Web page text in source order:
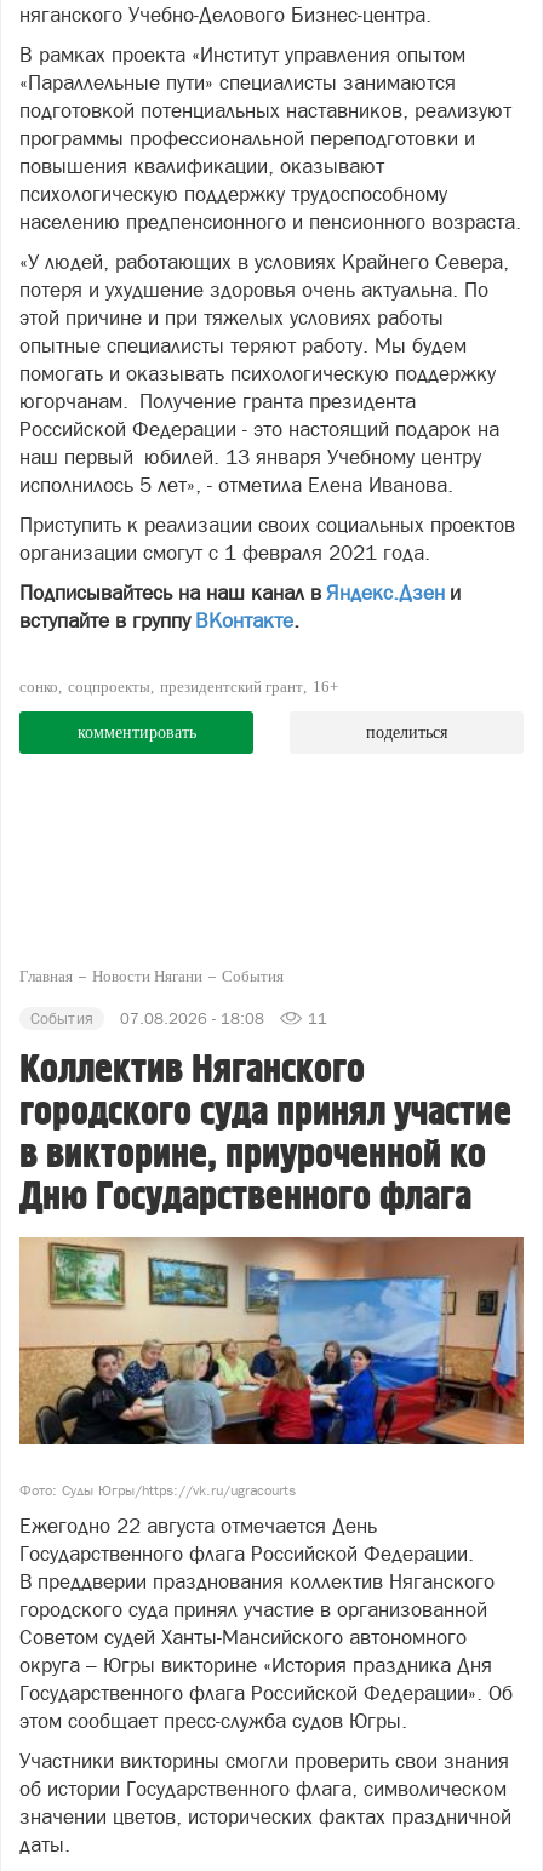
няганского Учебно-Делового Бизнес-центра.
В рамках проекта «Институт управления опытом
«Параллельные пути» специалисты занимаются
подготовкой потенциальных наставников, реализуют
программы профессиональной переподготовки и
повышения квалификации, оказывают
психологическую поддержку трудоспособному
населению предпенсионного и пенсионного возраста.
«У людей, работающих в условиях Крайнего Севера,
потеря и ухудшение здоровья очень актуальна. По
этой причине и при тяжелых условиях работы
опытные специалисты теряют работу. Мы будем
помогать и оказывать психологическую поддержку
югорчанам. Получение гранта президента
Российской Федерации - это настоящий подарок на
наш первый юбилей. 13 января Учебному центру
исполнилось 5 лет», - отметила Елена Иванова.
Приступить к реализации своих социальных проектов
организации смогут с 1 февраля 2021 года.
Подписывайтесь на наш канал в Яндекс.Дзен и
вступайте в группу ВКонтакте.
сонко соцпроекты президентский грант 16+
комментировать поделиться
Главная Новости Нягани События
События 07.08.2026 - 18:08 11
Коллектив Няганского
городского суда принял участие
в викторине, приуроченной ко
Дню Государственного флага
Фото: Суды Югры/https://vk.ru/ugracourts
Ежегодно 22 августа отмечается День
Государственного флага Российской Федерации.
В преддверии празднования коллектив Няганского
городского суда принял участие в организованной
Советом судей Ханты-Мансийского автономного
округа – Югры викторине «История праздника Дня
Государственного флага Российской Федерации». Об
этом сообщает пресс-служба судов Югры.
Участники викторины смогли проверить свои знания
об истории Государственного флага, символическом
значении цветов, исторических фактах праздничной
даты.